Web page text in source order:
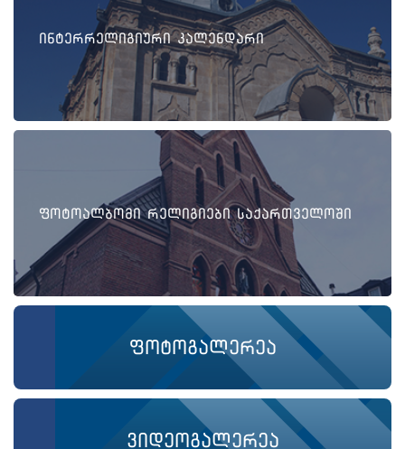
ინტერრელიგიური კალენდარი
ფოტოალბომი რელიგიები საქართველოში
ფოტოგალერეა
ვიდეოგალერეა